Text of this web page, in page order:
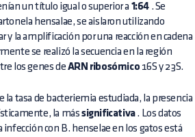
un título igual o superior a 1:64 . Se
hensalae, se aislaron utilizando
y la amplificación por una reacción en cadena
se realizó la secuencia en la región
los genes de ARN ribosómico 16S y 23S.
la tasa de bacteriemia estudiada, la presencia
la mássignificativa. Los datos
infección con B. henselae en los gatos está